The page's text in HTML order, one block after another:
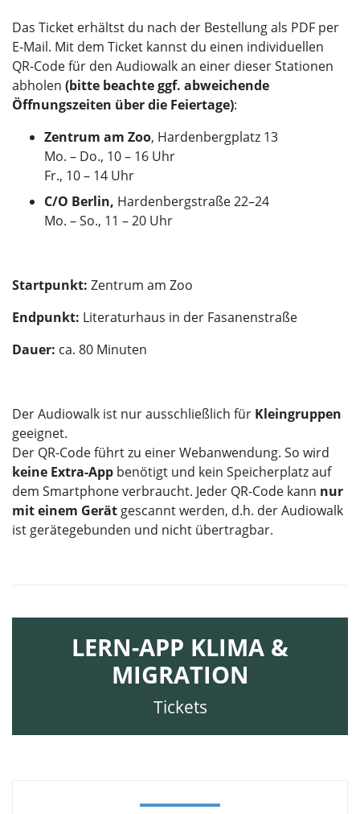
Das Ticket erhältst du nach der Bestellung als PDF per
E‑Mail. Mit dem Ticket kannst du einen individuellen
QR-Code für den Audiowalk an einer dieser Stationen
abholen (bitte beachte ggf. abweichende
Öffnungszeiten über die Feiertage):
Zentrum am Zoo, Hardenbergplatz 13
Mo. – Do., 10 – 16 Uhr
Fr., 10 – 14 Uhr
C/O Berlin, Hardenbergstraße 22–24
Mo. – So., 11 – 20 Uhr
Startpunkt: Zentrum am Zoo
Endpunkt: Literaturhaus in der Fasanenstraße
Dauer: ca. 80 Minuten
Der Audiowalk ist nur ausschließlich für Kleingruppen
geeignet.
Der QR-Code führt zu einer Webanwendung. So wird
keine Extra-App benötigt und kein Speicherplatz auf
dem Smartphone verbraucht. Jeder QR-Code kann nur
mit einem Gerät gescannt werden, d.h. der Audiowalk
ist gerätegebunden und nicht übertragbar.
LERN-APP KLIMA &
MIGRATION
Tickets